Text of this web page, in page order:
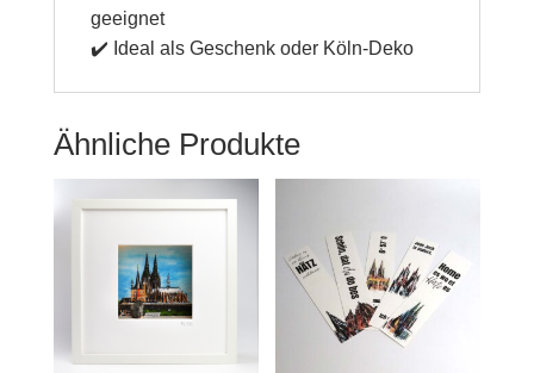
geeignet
✔️ Ideal als Geschenk oder Köln-Deko
Ähnliche Produkte